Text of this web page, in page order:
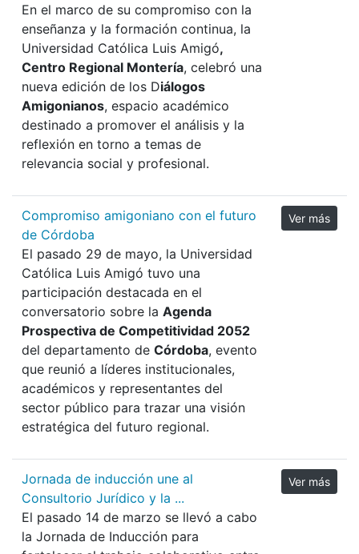
En el marco de su compromiso con la
enseñanza y la formación continua, la
Universidad Católica Luis Amigó,
Centro Regional Montería, celebró una
nueva edición de los Diálogos
Amigonianos, espacio académico
destinado a promover el análisis y la
reflexión en torno a temas de
relevancia social y profesional.
Compromiso amigoniano con el futuro
de Córdoba
El pasado 29 de mayo, la Universidad
Católica Luis Amigó tuvo una
participación destacada en el
conversatorio sobre la Agenda
Prospectiva de Competitividad 2052
del departamento de Córdoba, evento
que reunió a líderes institucionales,
académicos y representantes del
sector público para trazar una visión
estratégica del futuro regional.
Ver más
Jornada de inducción une al
Consultorio Jurídico y la ...
El pasado 14 de marzo se llevó a cabo
la Jornada de Inducción para
Ver más